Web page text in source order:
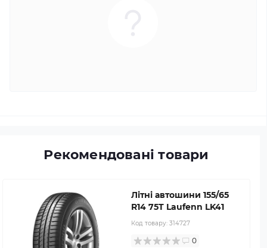
Рекомендовані товари
Літні автошини 155/65
R14 75T Laufenn LK41
Код товару: 314727
0